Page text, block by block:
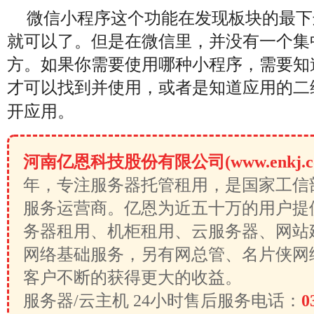
微信小程序这个功能在发现板块的最
就可以了。但是在微信里，并没有一个
方。如果你需要使用哪种小程序，需要
才可以找到并使用，或者是知道应用的
开应用。
河南亿恩科技股份有限公司
年，专注服务器托管租用，是国家工
服务运营商。亿恩为近五十万的用户
务器租用、机柜租用、云服务器、网
网络基础服务，另有网总管、名片侠
客户不断的获得更大的收益。
服务器/云主机 24小时售后服务电话：